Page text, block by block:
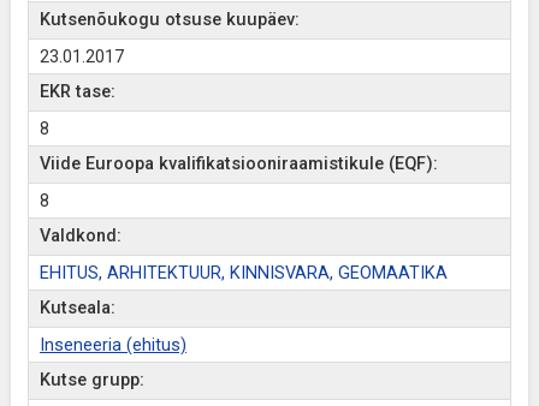
Kutsenõukogu otsuse kuupäev:
23.01.2017
EKR tase:
8
Viide Euroopa kvalifikatsiooniraamistikule (EQF):
8
Valdkond:
EHITUS, ARHITEKTUUR, KINNISVARA, GEOMAATIKA
Kutseala:
Inseneeria (ehitus)
Kutse grupp: